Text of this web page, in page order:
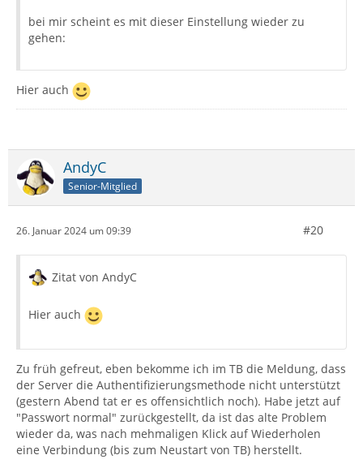
bei mir scheint es mit dieser Einstellung wieder zu
gehen:
Hier auch
AndyC
Senior-Mitglied
26. Januar 2024 um 09:39 #20
Zitat von AndyC
Hier auch
Zu früh gefreut, eben bekomme ich im TB die Meldung, dass
der Server die Authentifizierungsmethode nicht unterstützt
(gestern Abend tat er es offensichtlich noch). Habe jetzt auf
"Passwort normal" zurückgestellt, da ist das alte Problem
wieder da, was nach mehmaligen Klick auf Wiederholen
eine Verbindung (bis zum Neustart von TB) herstellt.